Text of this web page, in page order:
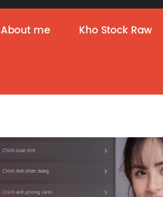
About me Kho Stock Raw